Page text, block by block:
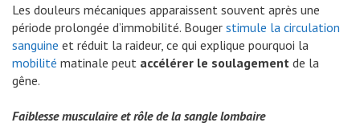
Les douleurs mécaniques apparaissent souvent après une
période prolongée d’immobilité. Bouger stimule la circulation
sanguine et réduit la raideur, ce qui explique pourquoi la
mobilité matinale peut accélérer le soulagement de la
gêne.
Faiblesse musculaire et rôle de la sangle lombaire